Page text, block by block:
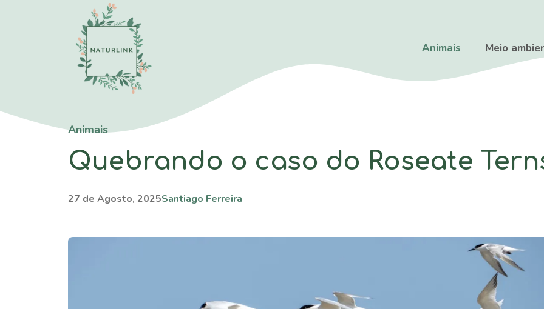
Animais Meio
Animais
Quebrando o caso do Roseate
27 de Agosto, 2025Santiago Ferreira